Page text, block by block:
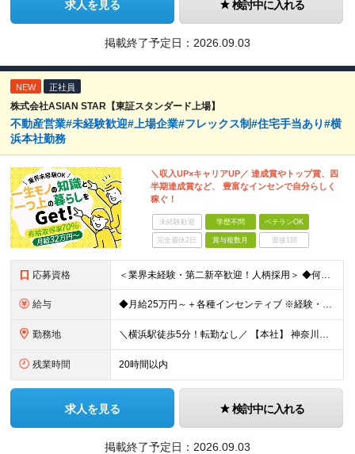
求人を見る 検討中に入れる
掲載終了予定日： 2026.09.03
NEW 正社員
株式会社ASIAN STAR【東証スタンダード上場】
不動産営業#未経験歓迎#上場企業#フレックス制#住宅手当あり#横
浜本社勤務
＼収入UP×キャリアUP／ 達成賞やトップ賞、四
半期達成賞など、 豊富なインセンで自分らしく
稼ぐ！
未経験歓迎 学歴不問 ベテランOK
完全週休2日 賞与複数月 面接1回
応募資格 ＜業界未経験・第二新卒歓迎！人柄採用＞ ◆何らかの営業経験をお持ちの方 ◆学歴不問 ◆普通運転免許(AT限定可) ＼こんな方を求めています／ ・目標を意識して行動することができる人 ・指示待ちではな
給与 ◆月給25万円～＋各種インセンティブ ※経験・スキルを考慮の上、当社規定により優遇致します ※試用期間3ヶ月あり。(給与・待遇・雇用形態に差異はありません) ※残業代全額支給
勤務地 ＼横浜駅徒歩5分！転勤なし／ 【本社】 神奈川県横浜市西区高島2-6-32 横浜東口ウィスポートビル8F ※(変更の範囲)上記を除く当社関連勤務地
残業時間 20時間以内
求人を見る 検討中に入れる
掲載終了予定日： 2026.09.03